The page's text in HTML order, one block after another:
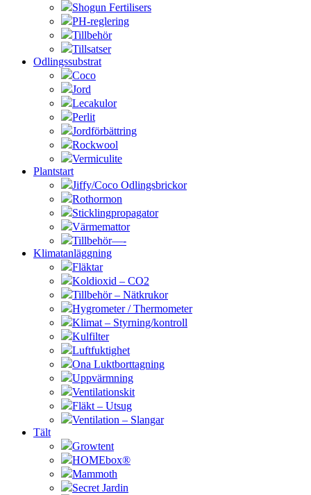
Shogun Fertilisers
PH-reglering
Tillbehör
Tillsatser
Odlingssubstrat
Coco
Jord
Lecakulor
Perlit
Jordförbättring
Rockwool
Vermiculite
Plantstart
Jiffy/Coco Odlingsbrickor
Rothormon
Sticklingpropagator
Värmemattor
Tillbehör—-
Klimatanläggning
Fläktar
Koldioxid – CO2
Tillbehör – Nätkrukor
Hygrometer / Thermometer
Klimat – Styrning/kontroll
Kulfilter
Luftfuktighet
Ona Luktborttagning
Uppvärmning
Ventilationskit
Fläkt – Utsug
Ventilation – Slangar
Tält
Growtent
HOMEbox®
Mammoth
Secret Jardin